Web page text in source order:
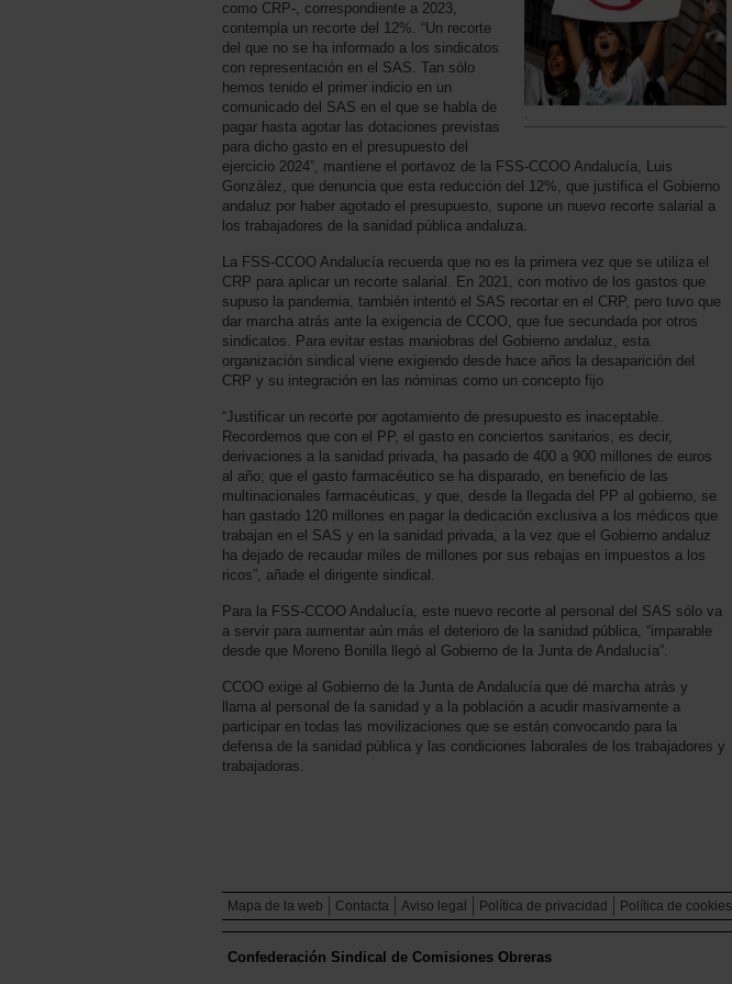
como CRP-, correspondiente a 2023,
contempla un recorte del 12%. “Un recorte
del que no se ha informado a los sindicatos
con representación en el SAS. Tan sólo
hemos tenido el primer indicio en un
comunicado del SAS en el que se habla de
pagar hasta agotar las dotaciones previstas
para dicho gasto en el presupuesto del
ejercicio 2024”, mantiene el portavoz de la FSS-CCOO Andalucía, Luis
González, que denuncia que esta reducción del 12%, que justifica el Gobierno
andaluz por haber agotado el presupuesto, supone un nuevo recorte salarial a
los trabajadores de la sanidad pública andaluza.
La FSS-CCOO Andalucía recuerda que no es la primera vez que se utiliza el
CRP para aplicar un recorte salarial. En 2021, con motivo de los gastos que
supuso la pandemia, también intentó el SAS recortar en el CRP, pero tuvo que
dar marcha atrás ante la exigencia de CCOO, que fue secundada por otros
sindicatos. Para evitar estas maniobras del Gobierno andaluz, esta
organización sindical viene exigiendo desde hace años la desaparición del
CRP y su integración en las nóminas como un concepto fijo
“Justificar un recorte por agotamiento de presupuesto es inaceptable.
Recordemos que con el PP, el gasto en conciertos sanitarios, es decir,
derivaciones a la sanidad privada, ha pasado de 400 a 900 millones de euros
al año; que el gasto farmacéutico se ha disparado, en beneficio de las
multinacionales farmacéuticas, y que, desde la llegada del PP al gobierno, se
han gastado 120 millones en pagar la dedicación exclusiva a los médicos que
trabajan en el SAS y en la sanidad privada, a la vez que el Gobierno andaluz
ha dejado de recaudar miles de millones por sus rebajas en impuestos a los
ricos”, añade el dirigente sindical.
Para la FSS-CCOO Andalucía, este nuevo recorte al personal del SAS sólo va
a servir para aumentar aún más el deterioro de la sanidad pública, “imparable
desde que Moreno Bonilla llegó al Gobierno de la Junta de Andalucía”.
CCOO exige al Gobierno de la Junta de Andalucía que dé marcha atrás y
llama al personal de la sanidad y a la población a acudir masivamente a
participar en todas las movilizaciones que se están convocando para la
defensa de la sanidad pública y las condiciones laborales de los trabajadores y
trabajadoras.
Mapa de la web Contacta Aviso legal Política de privacidad Política de cookies
Confederación Sindical de Comisiones Obreras